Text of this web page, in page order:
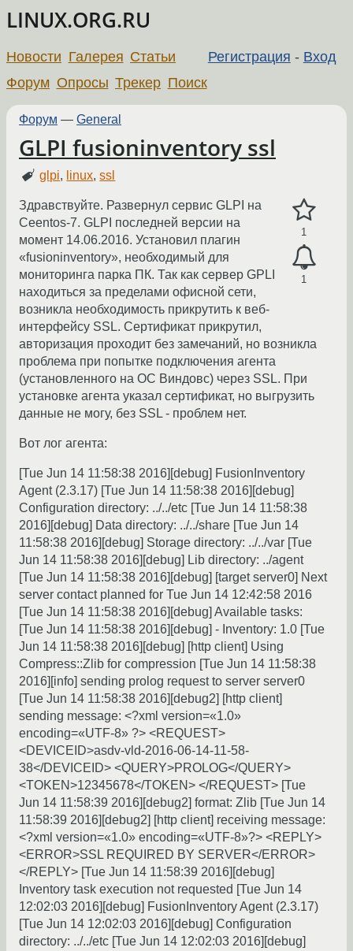
LINUX.ORG.RU
Регистрация - Вход
Новости Галерея Статьи
Форум Опросы Трекер Поиск
Форум — General
GLPI fusioninventory ssl
glpi, linux,ssl
1
1
Здравствуйте. Развернул сервис GLPI на
Cеentos-7. GLPI последней версии на
момент 14.06.2016. Установил плагин
«fusioninventory», необходимый для
мониторинга парка ПК. Так как сервер GPLI
находиться за пределами офисной сети,
возникла необходимость прикрутить к веб-
интерфейсу SSL. Сертификат прикрутил,
авторизация проходит без замечаний, но возникла
проблема при попытке подключения агента
(установленного на ОС Виндовс) через SSL. При
установке агента указал сертификат, но выгрузить
данные не могу, без SSL - проблем нет.
Вот лог агента:
[Tue Jun 14 11:58:38 2016][debug] FusionInventory
Agent (2.3.17) [Tue Jun 14 11:58:38 2016][debug]
Configuration directory: ../../etc [Tue Jun 14 11:58:38
2016][debug] Data directory: ../../share [Tue Jun 14
11:58:38 2016][debug] Storage directory: ../../var [Tue
Jun 14 11:58:38 2016][debug] Lib directory: ../agent
[Tue Jun 14 11:58:38 2016][debug] [target server0] Next
server contact planned for Tue Jun 14 12:42:58 2016
[Tue Jun 14 11:58:38 2016][debug] Available tasks:
[Tue Jun 14 11:58:38 2016][debug] - Inventory: 1.0 [Tue
Jun 14 11:58:38 2016][debug] [http client] Using
Compress::Zlib for compression [Tue Jun 14 11:58:38
2016][info] sending prolog request to server server0
[Tue Jun 14 11:58:38 2016][debug2] [http client]
sending message: <?xml version=«1.0»
encoding=«UTF-8» ?> <REQUEST>
<DEVICEID>asdv-vld-2016-06-14-11-58-
38</DEVICEID> <QUERY>PROLOG</QUERY>
<TOKEN>12345678</TOKEN> </REQUEST> [Tue
Jun 14 11:58:39 2016][debug2] format: Zlib [Tue Jun 14
11:58:39 2016][debug2] [http client] receiving message:
<?xml version=«1.0» encoding=«UTF-8»?> <REPLY>
<ERROR>SSL REQUIRED BY SERVER</ERROR>
</REPLY> [Tue Jun 14 11:58:39 2016][debug]
Inventory task execution not requested [Tue Jun 14
12:02:03 2016][debug] FusionInventory Agent (2.3.17)
[Tue Jun 14 12:02:03 2016][debug] Configuration
directory: ../../etc [Tue Jun 14 12:02:03 2016][debug]